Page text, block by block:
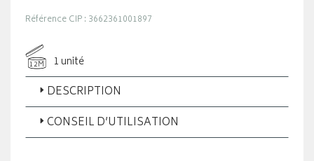
Référence CIP : 3662361001897
12M 1 unité
DESCRIPTION
CONSEIL D’UTILISATION